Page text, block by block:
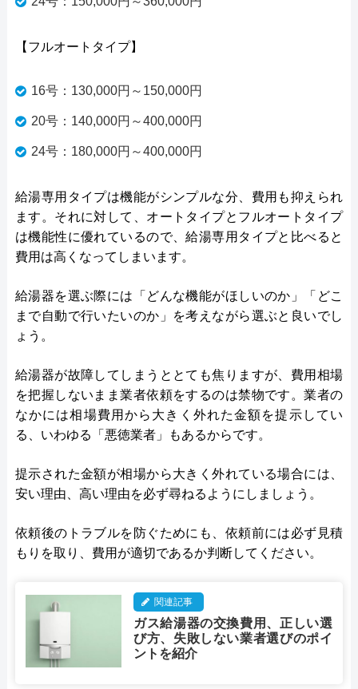
【フルオートタイプ】
16号：130,000円～150,000円
20号：140,000円～400,000円
24号：180,000円～400,000円
給湯専用タイプは機能がシンプルな分、費用も抑えられ
ます。それに対して、オートタイプとフルオートタイプ
は機能性に優れているので、給湯専用タイプと比べると
費用は高くなってしまいます。
給湯器を選ぶ際には「どんな機能がほしいのか」「どこ
まで自動で行いたいのか」を考えながら選ぶと良いでし
ょう。
給湯器が故障してしまうととても焦りますが、費用相場
を把握しないまま業者依頼をするのは禁物です。業者の
なかには相場費用から大きく外れた金額を提示してい
る、いわゆる「悪徳業者」もあるからです。
提示された金額が相場から大きく外れている場合には、
安い理由、高い理由を必ず尋ねるようにしましょう。
依頼後のトラブルを防ぐためにも、依頼前には必ず見積
もりを取り、費用が適切であるか判断してください。
関連記事
ガス給湯器の交換費用、正しい選
び方、失敗しない業者選びのポイ
ントを紹介